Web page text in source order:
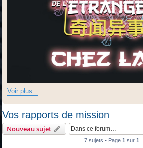
Voir plus...
Vos rapports de mission
Nouveau sujet
7 sujets • Page 1 sur 1